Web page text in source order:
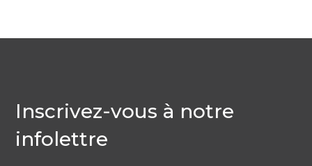
Inscrivez-vous à notre
infolettre